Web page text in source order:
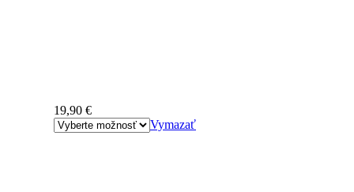
19,90 €
Vymazať